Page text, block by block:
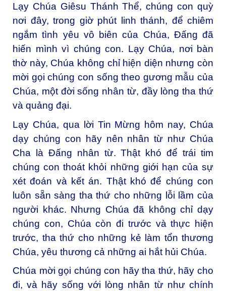
Lạy Chúa Giêsu Thánh Thể, chúng con quỳ
nơi đây, trong giờ phút linh thánh, để chiêm
ngắm tình yêu vô biên của Chúa, Đấng đã
hiến mình vì chúng con. Lạy Chúa, nơi bàn
thờ này, Chúa không chỉ hiện diện nhưng còn
mời gọi chúng con sống theo gương mẫu của
Chúa, một đời sống nhân từ, đầy lòng tha thứ
và quảng đại.
Lạy Chúa, qua lời Tin Mừng hôm nay, Chúa
dạy chúng con hãy nên nhân từ như Chúa
Cha là Đấng nhân từ. Thật khó để trái tim
chúng con thoát khỏi những giới hạn của sự
xét đoán và kết án. Thật khó để chúng con
luôn sẵn sàng tha thứ cho những lỗi lầm của
người khác. Nhưng Chúa đã không chỉ dạy
chúng con, Chúa còn đi trước và thực hiện
trước, tha thứ cho những kẻ làm tổn thương
Chúa, yêu thương cả những ai hắt hủi Chúa.
Chúa mời gọi chúng con hãy tha thứ, hãy cho
đi, và hãy sống với lòng nhân từ như chính